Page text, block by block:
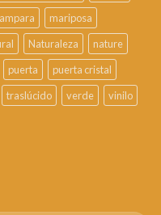
mariposa
Naturaleza
nature
puerta
puerta cristal
traslúcido verde
vinilo